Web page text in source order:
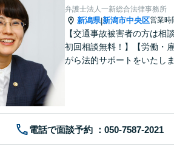
弁護士法人一新総合法律事務所
新潟県|新潟市中央区営業時
【交通事故被害者の方は
初回相談無料！】【労働・
がら法的サポートをいたしま
電話で面談予約